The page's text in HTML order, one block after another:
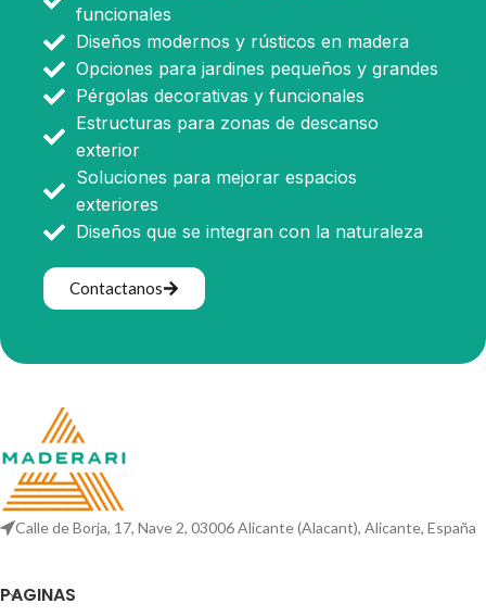
funcionales
Diseños modernos y rústicos en madera
Opciones para jardines pequeños y grandes
Pérgolas decorativas y funcionales
Estructuras para zonas de descanso
exterior
Soluciones para mejorar espacios
exteriores
Diseños que se integran con la naturaleza
Contactanos
Calle de Borja, 17, Nave 2, 03006 Alicante (Alacant), Alicante, España
PAGINAS